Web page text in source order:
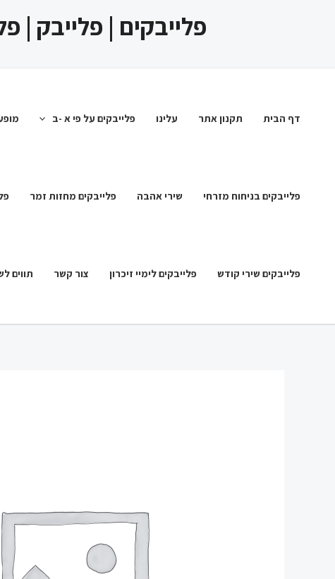
פלייבקים | פלייבק |
דף הבית תקנון אתר עלינו פלייבקים על פי א -ב
פלייבקים בניחוח מזרחי שירי אהבה פלייבקים מחזות זמר
פלייבקים שירי קודש פלייבקים לימיי זיכרון צור קשר תווים